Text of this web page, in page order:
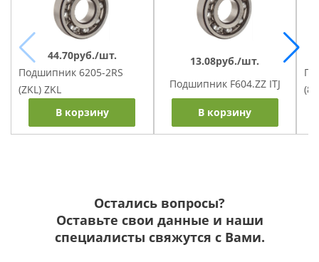
44.70руб./шт.
Подшипник 6205-2RS
(ZKL) ZKL
В корзину
13.08руб./шт.
Подшипник F604.ZZ ITJ
В корзину
Остались вопросы?
Оставьте свои данные и наши
специалисты свяжутся с Вами.